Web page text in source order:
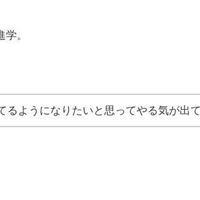
学。
るようになりたいと思ってやる気が出